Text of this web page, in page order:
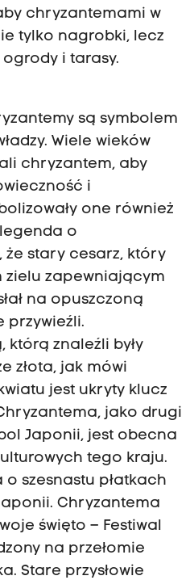
chryzantemami w
tylko nagrobki, lecz
i tarasy.
są symbolem
Wiele wieków
chryzantem, aby
i
one również
o
że stary cesarz, który
zielu zapewniającym
na opuszczoną
przywieźli.
którą znaleźli były
złota, jak mówi
jest ukryty klucz
jako drugi
Japonii, jest obecna
tego kraju.
szesnastu płatkach
Chryzantema
święto – Festiwal
na przełomie
Stare przysłowie